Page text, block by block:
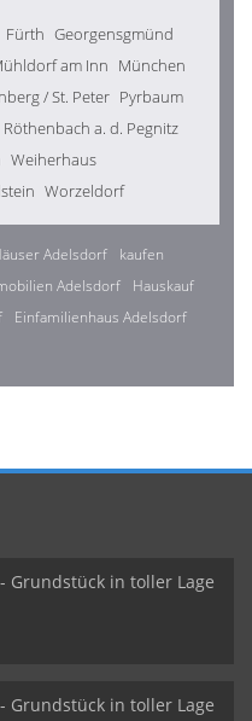
Fürth Georgensgmünd
am Inn München
/ St. Peter Pyrbaum
Röthenbach a. d. Pegnitz
Weiherhaus
Worzeldorf
Adelsdorf
kaufen
Adelsdorf
Hauskauf
Einfamilienhaus Adelsdorf
Grundstück in toller Lage
Grundstück in toller Lage